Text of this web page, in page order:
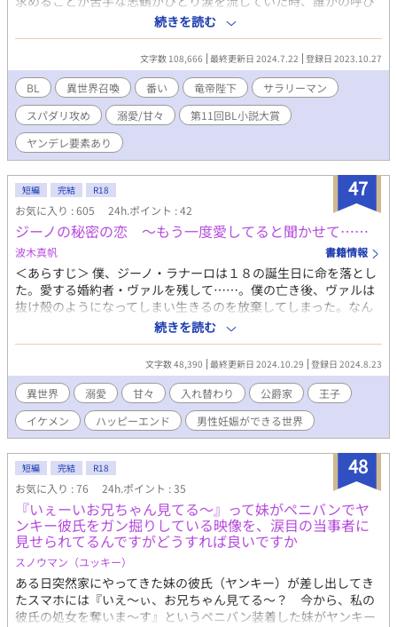
声と共にパソコンが光り輝き、奇妙な世界に召喚されてしまう。
その世界は人類よりも高度な種族である竜人とそれに従うもの達
が支配する世界でその世界で一番偉い竜帝陛下のラムセス様に
『可愛い子ちゃん』と呼ばれて溺愛されることになった志鶴。 い
ままでの人生では想像もできないほどに甘やかされて溺愛される
志鶴。 しかし、『異世界からきた人間が元の世界に戻れない』と
いう事実ならくる責任感で可愛がられてるだけと思い竜帝陛下に
心を開かないと誓うが……。 「余の大切な可愛い子ちゃん、ずっ
と大切にしたい」 「……その感情は恋愛ではなく、ペットに対し
リーマンのふたりの愛の行方は……？？ ついでに志鶴の居ない世
界でもいままでにない変化が？？ 第11回BL小説大賞に応募させて
頂きます。今回も何卒宜しくお願いいたします。 ※いつも通り竜
帝陛下には変態みがありますのでご注意ください。また「※」付
きの回は性的な要素を含みます
続きを読む
文字数 108,666 最終更新日 2024.7.22 登録日 2023.10.27
BL 異世界召喚 番い 竜帝陛下
サラリーマン
スパダリ攻め
溺愛/甘々
第11回BL小説大賞
ヤンデレ要素あり
47
短編 完結 R18
お気に入り : 605 24h.ポイント : 42
ジーノの秘密の恋 〜もう一度愛してると聞かせて……
波木真帆 書籍情報
＜あらすじ＞ 僕、ジーノ・ラナーロは１８の誕生日に命を落とし
た。愛する婚約者・ヴァルを残して……。僕の亡き後、ヴァルは
抜け殻のようになってしまい生きるのを放棄してしまった。なん
とかヴァルに幸せになってほしい僕は神さまにお願いしたら神さ
まからは期限付きで生まれ変わることを提案されて……。 一途に
愛してくれる公爵家嫡男ヴァルフレードと若くして命を落とした
伯爵令息ジーノの涙と幸せのハッピーエンド小説です。 R18には
※つけます。
続きを読む
文字数 48,390 最終更新日 2024.10.29 登録日 2024.8.23
異世界 溺愛 甘々 入れ替わり 公爵家
王子
イケメン
ハッピーエンド 男性妊娠ができる世界
48
短編 完結 R18
お気に入り : 76 24h.ポイント : 35
『いぇーいお兄ちゃん見てる～』って妹がペニバンでヤ
ンキー彼氏をガン掘りしている映像を、涙目の当事者に
見せられてるんですがどうすれば良いですか
スノウマン（ユッキー）
ある日突然家にやってきた妹の彼氏（ヤンキー）が差し出してき
たスマホには『いえ～ぃ、お兄ちゃん見てる～？ 今から、私の
彼氏の処女を奪いま～す』というペニバン装着した妹がヤンキー